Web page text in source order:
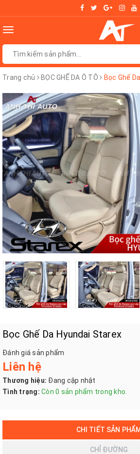
Toggle
Trang chủ BỌC GHẾ DA Ô TÔ Bọc Ghế
Bọc Ghế Da Hyundai Starex
Đánh giá sản phẩm
Liên hệ
Thương hiệu: Đang cập nhật
Tình trạng: Còn 0 sản phẩm trong kho.
CHI TIẾT SẢN PHẨM
CHỈ ĐƯỜNG